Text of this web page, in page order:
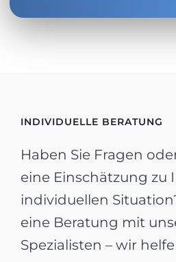
INDIVIDUELLE BERATUNG
Haben Sie Fragen
eine Einschätzung zu
individuellen
eine Beratung mit
Spezialisten – wir